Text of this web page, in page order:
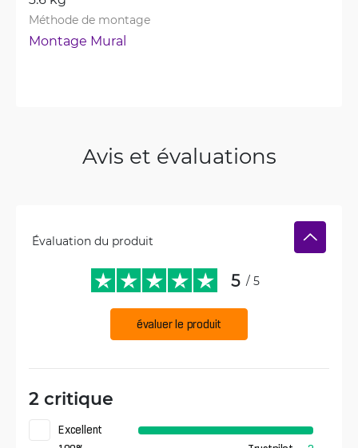
Méthode de montage
Montage Mural
Avis et évaluations
Évaluation du produit
5 / 5
évaluer le produit
2 critique
Excellent